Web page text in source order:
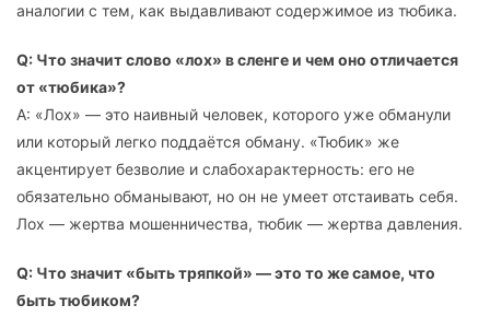
аналогии с тем, как выдавливают содержимое из тюбика.
Q: Что значит слово «лох» в сленге и чем оно отличается
от «тюбика»?
A: «Лох» — это наивный человек, которого уже обманули
или который легко поддаётся обману. «Тюбик» же
акцентирует безволие и слабохарактерность: его не
обязательно обманывают, но он не умеет отстаивать себя.
Лох — жертва мошенничества, тюбик — жертва давления.
Q: Что значит «быть тряпкой» — это то же самое, что
быть тюбиком?